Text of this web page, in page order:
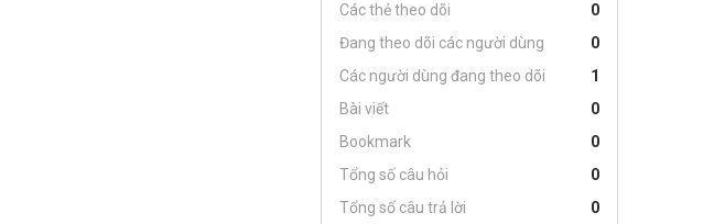
Các thẻ theo dõi
0
Đang theo dõi các người dùng
0
Các người dùng đang theo dõi
1
Bài viết
0
Bookmark
0
Tổng số câu hỏi
0
Tổng số câu trả lời
0